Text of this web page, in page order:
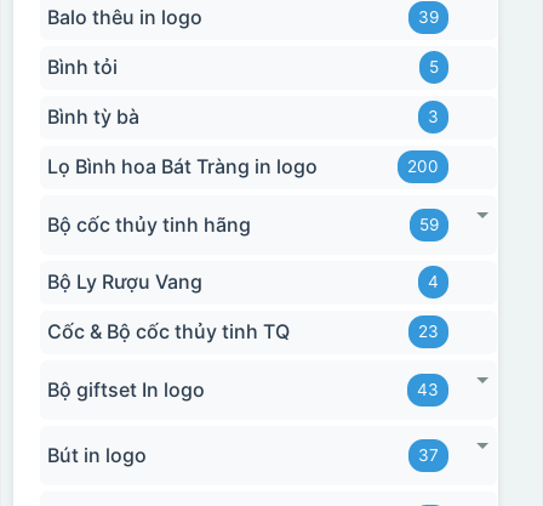
Balo thêu in logo 39
Bình tỏi 5
Bình tỳ bà 3
Lọ Bình hoa Bát Tràng in logo 200
Bộ cốc thủy tinh hãng 59
Bộ Ly Rượu Vang 4
Cốc & Bộ cốc thủy tinh TQ 23
Bộ giftset In logo 43
Bút in logo 37